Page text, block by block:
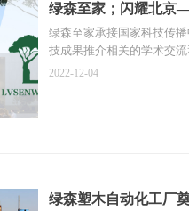
绿森至家；闪耀北京
绿森至家承接国家科技传
技成果推介相关的学术交
和国际地位任重而道远。
2022-12-04
绿森塑木自动化工厂